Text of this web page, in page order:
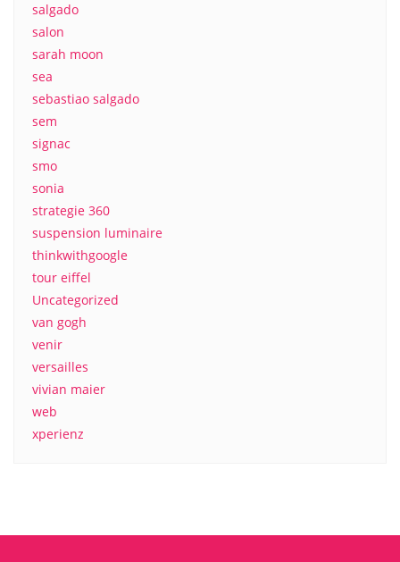
salgado
salon
sarah moon
sea
sebastiao salgado
sem
signac
smo
sonia
strategie 360
suspension luminaire
thinkwithgoogle
tour eiffel
Uncategorized
van gogh
venir
versailles
vivian maier
web
xperienz